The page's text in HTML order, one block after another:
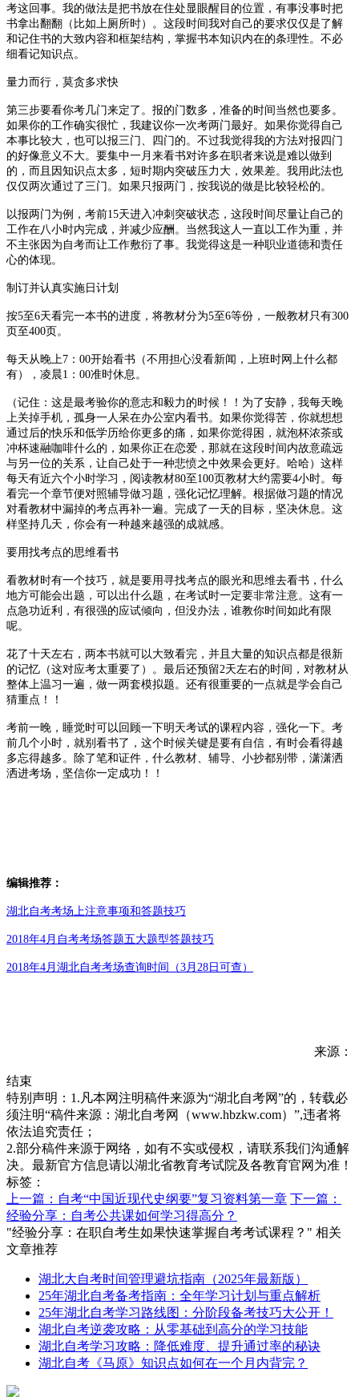
考这回事。我的做法是把书放在住处显眼醒目的位置，有事没事时把
书拿出翻翻（比如上厕所时）。这段时间我对自己的要求仅仅是了解
和记住书的大致内容和框架结构，掌握书本知识内在的条理性。不必
细看记知识点。
量力而行，莫贪多求快
第三步要看你考几门来定了。报的门数多，准备的时间当然也要多。
如果你的工作确实很忙，我建议你一次考两门最好。如果你觉得自己
本事比较大，也可以报三门、四门的。不过我觉得我的方法对报四门
的好像意义不大。要集中一月来看书对许多在职者来说是难以做到
的，而且因知识点太多，短时期内突破压力大，效果差。我用此法也
仅仅两次通过了三门。如果只报两门，按我说的做是比较轻松的。
以报两门为例，考前15天进入冲刺突破状态，这段时间尽量让自己的
工作在八小时内完成，并减少应酬。当然我这人一直以工作为重，并
不主张因为自考而让工作敷衍了事。我觉得这是一种职业道德和责任
心的体现。
制订并认真实施日计划
按5至6天看完一本书的进度，将教材分为5至6等份，一般教材只有300
页至400页。
每天从晚上7：00开始看书（不用担心没看新闻，上班时网上什么都
有），凌晨1：00准时休息。
（记住：这是最考验你的意志和毅力的时候！！为了安静，我每天晚
上关掉手机，孤身一人呆在办公室内看书。如果你觉得苦，你就想想
通过后的快乐和低学历给你更多的痛，如果你觉得困，就泡杯浓茶或
冲杯速融咖啡什么的，如果你正在恋爱，那就在这段时间内故意疏远
与另一位的关系，让自己处于一种悲愤之中效果会更好。哈哈）这样
每天有近六个小时学习，阅读教材80至100页教材大约需要4小时。每
看完一个章节便对照辅导做习题，强化记忆理解。根据做习题的情况
对看教材中漏掉的考点再补一遍。完成了一天的目标，坚决休息。这
样坚持几天，你会有一种越来越强的成就感。
要用找考点的思维看书
看教材时有一个技巧，就是要用寻找考点的眼光和思维去看书，什么
地方可能会出题，可以出什么题，在考试时一定要非常注意。这有一
点急功近利，有很强的应试倾向，但没办法，谁教你时间如此有限
呢。
花了十天左右，两本书就可以大致看完，并且大量的知识点都是很新
的记忆（这对应考太重要了）。最后还预留2天左右的时间，对教材从
整体上温习一遍，做一两套模拟题。还有很重要的一点就是学会自己
猜重点！！
考前一晚，睡觉时可以回顾一下明天考试的课程内容，强化一下。考
前几个小时，就别看书了，这个时候关键是要有自信，有时会看得越
多忘得越多。除了笔和证件，什么教材、辅导、小抄都别带，潇潇洒
洒进考场，坚信你一定成功！！
编辑推荐：
湖北自考考场上注意事项和答题技巧
2018年4月自考考场答题五大题型答题技巧
2018年4月湖北自考考场查询时间（3月28日可查）
来源：
结束
特别声明：1.凡本网注明稿件来源为“湖北自考网”的，转载必
须注明“稿件来源：湖北自考网（www.hbzkw.com）”,违者将
依法追究责任；
2.部分稿件来源于网络，如有不实或侵权，请联系我们沟通解
决。最新官方信息请以湖北省教育考试院及各教育官网为准！
标签：
上一篇：自考“中国近现代史纲要”复习资料第一章 下一篇：
经验分享：自考公共课如何学习得高分？
"经验分享：在职自考生如果快速掌握自考考试课程？" 相关
文章推荐
湖北大自考时间管理避坑指南（2025年最新版）
25年湖北自考备考指南：全年学习计划与重点解析
25年湖北自考学习路线图：分阶段备考技巧大公开！
湖北自考逆袭攻略：从零基础到高分的学习技能
湖北自考学习攻略：降低难度、提升通过率的秘诀
湖北自考《马原》知识点如何在一个月内背完？